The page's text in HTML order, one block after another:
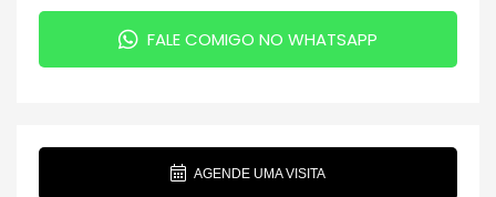
FALE COMIGO NO WHATSAPP
AGENDE UMA VISITA